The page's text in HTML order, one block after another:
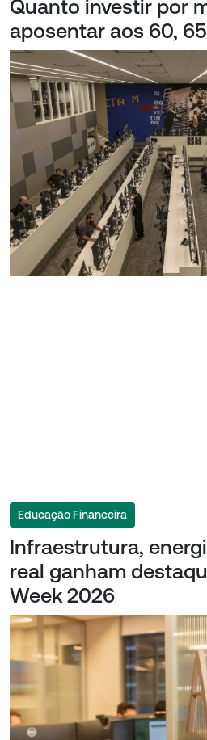
Quanto investir por
aposentar aos 60,
Educação Financeira
Infraestrutura,
real ganham
Week 2026